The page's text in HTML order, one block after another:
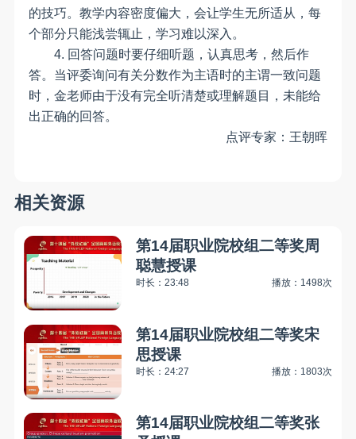
的技巧。教学内容密度偏大，会让学生无所适从，每
个部分只能浅尝辄止，学习难以深入。
4. 回答问题时要仔细听题，认真思考，然后作
答。当评委询问有关分数作为主语时的主谓一致问题
时，金老师由于没有完全听清楚或理解题目，未能给
出正确的回答。
点评专家： 王朝晖
相关资源
第14届职业院校组二等奖周
聪慧授课
时长：23:48 播放：1498次
第14届职业院校组二等奖宋
思授课
时长：24:27 播放：1803次
第14届职业院校组二等奖张